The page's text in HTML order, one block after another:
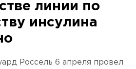
линии по
инсулина
Россель 6 апреля провел